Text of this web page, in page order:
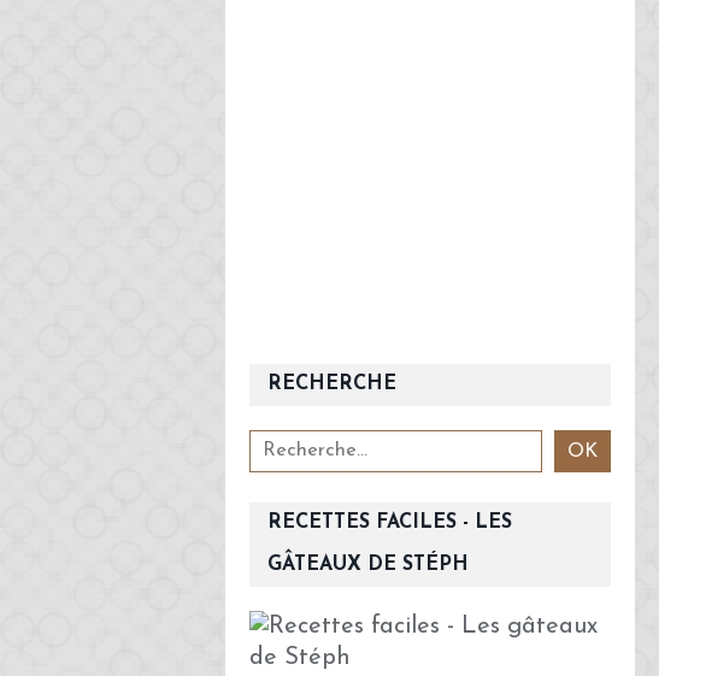
RECHERCHE
RECETTES FACILES - LES
GÂTEAUX DE STÉPH